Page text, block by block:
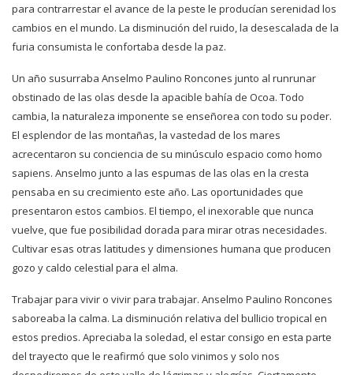
para contrarrestar el avance de la peste le producían serenidad los
cambios en el mundo. La disminución del ruido, la desescalada de la
furia consumista le confortaba desde la paz.
Un año susurraba Anselmo Paulino Roncones junto al runrunar
obstinado de las olas desde la apacible bahía de Ocoa. Todo
cambia, la naturaleza imponente se enseñorea con todo su poder.
El esplendor de las montañas, la vastedad de los mares
acrecentaron su conciencia de su minúsculo espacio como homo
sapiens. Anselmo junto a las espumas de las olas en la cresta
pensaba en su crecimiento este año. Las oportunidades que
presentaron estos cambios. El tiempo, el inexorable que nunca
vuelve, que fue posibilidad dorada para mirar otras necesidades.
Cultivar esas otras latitudes y dimensiones humana que producen
gozo y caldo celestial para el alma.
Trabajar para vivir o vivir para trabajar. Anselmo Paulino Roncones
saboreaba la calma. La disminución relativa del bullicio tropical en
estos predios. Apreciaba la soledad, el estar consigo en esta parte
del trayecto que le reafirmó que solo vinimos y solo nos